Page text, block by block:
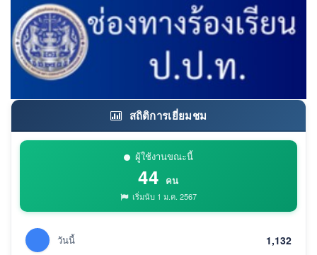
สถิติการเยี่ยมชม
ผู้ใช้งานขณะนี้
44 คน
เริ่มนับ 1 ม.ค. 2567
วันนี้ 1,132